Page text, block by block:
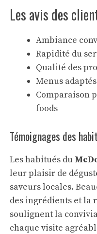
Les avis des
Ambiance
Rapidité du
Qualité des
Menus
Comparaison
foods
Témoignages des
Les habitués du
leur plaisir de
saveurs locales.
des ingrédients et la
soulignent la
chaque visite